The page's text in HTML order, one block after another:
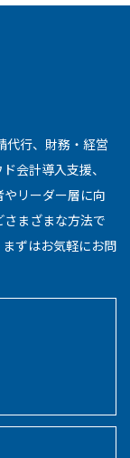
代行、財務・経営
会計導入支援、
リーダー層に向
まざまな方法で
ずはお気軽にお問